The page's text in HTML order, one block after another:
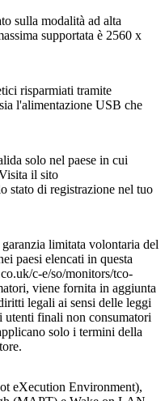
sulla modalità ad alta
supportata è 2560 x
risparmiati tramite
l'alimentazione USB che
solo nel paese in cui
il sito
stato di registrazione nel tuo
limitata volontaria del
paesi elencati in questa
c-e/so/monitors/tco-
viene fornita in aggiunta
legali ai sensi delle leggi
finali non consumatori
solo i termini della
eXecution Environment),